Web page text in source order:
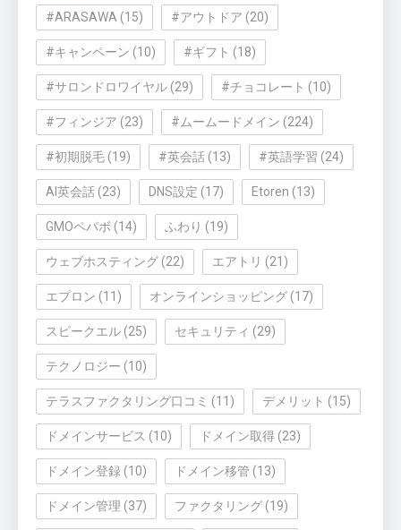
#ARASAWA (15) #アウトドア (20)
#キャンペーン (10) #ギフト (18)
#サロンドロワイヤル (29) #チョコレート (10)
#フィンジア (23) #ムームードメイン (224)
#初期脱毛 (19) #英会話 (13) #英語学習 (24)
AI英会話 (23) DNS設定 (17) Etoren (13)
GMOペパボ (14) ふわり (19)
ウェブホスティング (22) エアトリ (21)
エプロン (11) オンラインショッピング (17)
スピークエル (25) セキュリティ (29)
テクノロジー (10)
テラスファクタリング口コミ (11) デメリット (15)
ドメインサービス (10) ドメイン取得 (23)
ドメイン登録 (10) ドメイン移管 (13)
ドメイン管理 (37) ファクタリング (19)